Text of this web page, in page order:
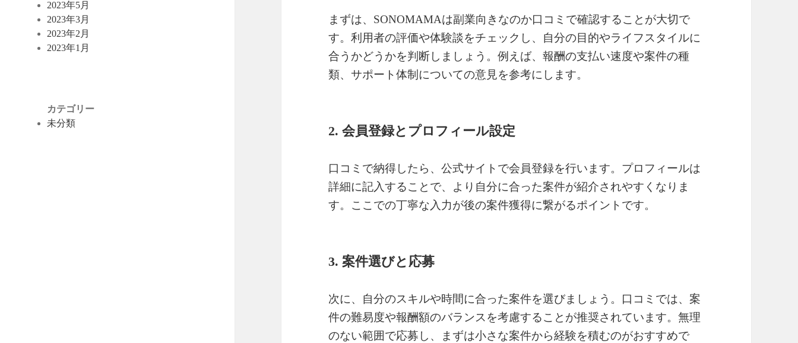
2023年5月
2023年3月
2023年2月
2023年1月
カテゴリー
未分類
まずは、SONOMAMAは副業向きなのか口コミで確認することが大切で
す。利用者の評価や体験談をチェックし、自分の目的やライフスタイルに
合うかどうかを判断しましょう。例えば、報酬の支払い速度や案件の種
類、サポート体制についての意見を参考にします。
2. 会員登録とプロフィール設定
口コミで納得したら、公式サイトで会員登録を行います。プロフィールは
詳細に記入することで、より自分に合った案件が紹介されやすくなりま
す。ここでの丁寧な入力が後の案件獲得に繋がるポイントです。
3. 案件選びと応募
次に、自分のスキルや時間に合った案件を選びましょう。口コミでは、案
件の難易度や報酬額のバランスを考慮することが推奨されています。無理
のない範囲で応募し、まずは小さな案件から経験を積むのがおすすめで